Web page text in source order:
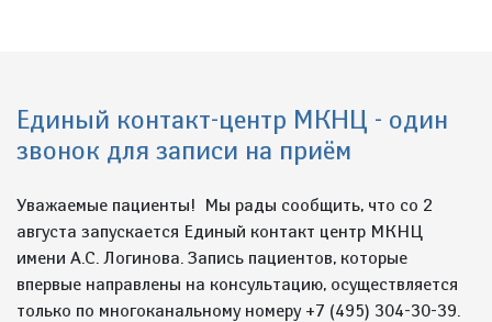
Единый контакт-центр МКНЦ - один
звонок для записи на приём
Уважаемые пациенты! Мы рады сообщить, что со 2
августа запускается Единый контакт центр МКНЦ
имени А.С. Логинова. Запись пациентов, которые
впервые направлены на консультацию, осуществляется
только по многоканальному номеру +7 (495) 304-30-39.